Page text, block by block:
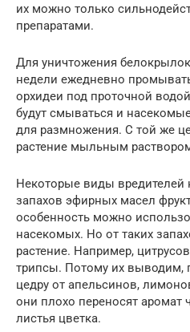
их можно только
препаратами.
Для уничтожения
недели ежедневно
орхидеи под проточной
будут смываться и
для размножения. С той же
растение мыльным
Некоторые виды вредителей
запахов эфирных масел
особенность можно
насекомых. Но от таких
растение. Например,
трипсы. Потому их выводим,
цедру от апельсинов,
они плохо переносят аромат
листья цветка.